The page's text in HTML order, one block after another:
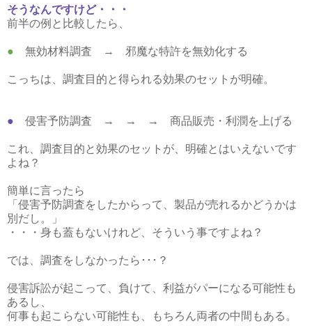
そうなんですけど・・・
前半の例と比較したら、
● 無効材料調査 → 邪魔な特許を無効化する
こっちは、調査目的と得られる効果のセットが明確。
● 侵害予防調査 → → → 商品販売・利潤を上げる
これ、調査目的と効果のセットが、明確とはいえないです
よね？
簡単に言ったら
「侵害予防調査をしたからって、製品が売れるかどうかは
別だし。」
・・・身も蓋もないけれど、そういう事ですよね？
では、調査をしなかったら･･･？
侵害訴訟が起こって、負けて、利益がパーになる可能性も
あるし、
何事も起こらない可能性も、もちろん両者の中間もある。